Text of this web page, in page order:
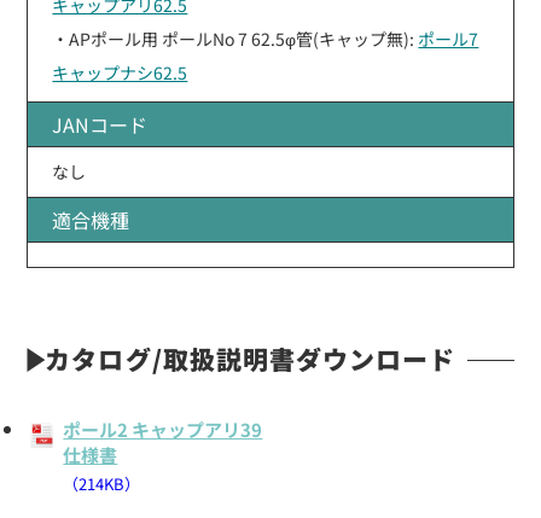
・APポール用 ポールNo 7 62.5φ管(キャップ無): ポール7
キャップナシ62.5
JANコード
なし
適合機種
カタログ/取扱説明書ダウンロード
ポール2 キャップアリ39
仕様書
（214KB）